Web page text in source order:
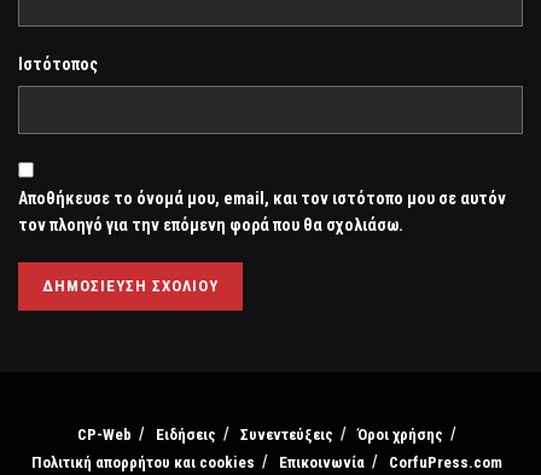
Ιστότοπος
Αποθήκευσε το όνομά μου, email, και τον ιστότοπο μου σε αυτόν
τον πλοηγό για την επόμενη φορά που θα σχολιάσω.
CP-Web Ειδήσεις Συνεντεύξεις
Όροι χρήσης
Πολιτική απορρήτου και cookies
Επικοινωνία CorfuPress.com